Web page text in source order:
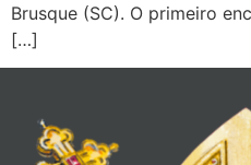
Brusque (SC). O primeiro
[…]